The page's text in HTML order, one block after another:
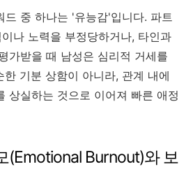
드 중 하나는 '유능감'입니다. 파트
나 노력을 부정당하거나, 타인과
가받을 때 남성은 심리적 거세를
한 기분 상함이 아니라, 관계 내에
상실하는 것으로 이어져 빠른 애정
(Emotional Burnout)와 보